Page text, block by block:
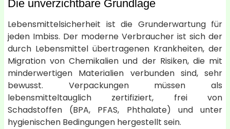
Die unverzichtbare Grundlage
Lebensmittelsicherheit ist die Grunderwartung für
jeden Imbiss. Der moderne Verbraucher ist sich der
durch Lebensmittel übertragenen Krankheiten, der
Migration von Chemikalien und der Risiken, die mit
minderwertigen Materialien verbunden sind, sehr
bewusst. Verpackungen müssen als
lebensmitteltauglich zertifiziert, frei von
Schadstoffen (BPA, PFAS, Phthalate) und unter
hygienischen Bedingungen hergestellt sein.